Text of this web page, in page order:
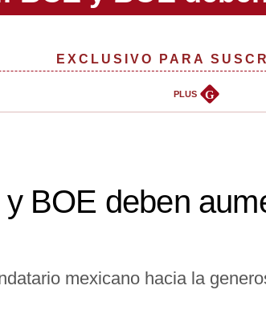
EXCLUSIVO PARA
PLUS G
BOE deben
mexicano hacia la